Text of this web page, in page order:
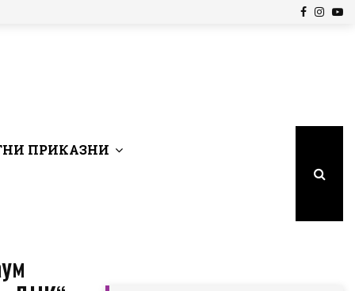
Facebook
ПРИКАЗНИ